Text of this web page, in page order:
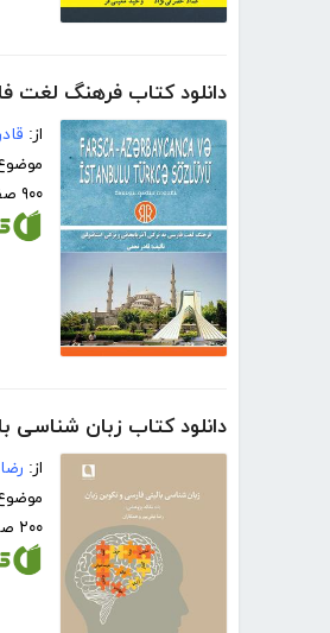
دانلود کتاب فرهنگ لغت
از:
۹۰۰ صفحه
دانلود کتاب زبان شناسی
از:
۲۰۰ صفحه